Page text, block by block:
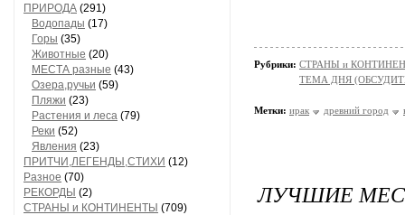
ПРИРОДА (291)
Водопады (17)
Горы (35)
Животные (20)
МЕСТА разные (43)
Озера,ручьи (59)
Пляжи (23)
Растения и леса (79)
Реки (52)
Явления (23)
ПРИТЧИ,ЛЕГЕНДЫ,СТИХИ (12)
Разное (70)
РЕКОРДЫ (2)
СТРАНЫ и КОНТИНЕНТЫ (709)
Рубрики: СТРАНЫ и
ТЕМА ДНЯ
Метки: ирак древний город
ЛУЧШИЕ